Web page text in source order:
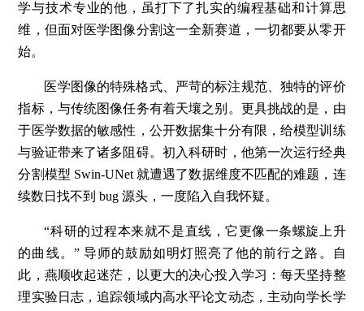
学与技术专业的他，虽打下了扎实的编程基础和计算思
维，但面对医学图像分割这一全新赛道，一切都要从零开
始。
医学图像的特殊格式、严苛的标注规范、独特的评价
指标，与传统图像任务有着天壤之别。更具挑战的是，由
于医学数据的敏感性，公开数据集十分有限，给模型训练
与验证带来了诸多阻碍。初入科研时，他第一次运行经典
分割模型 Swin-UNet 就遭遇了数据维度不匹配的难题，连
续数日找不到 bug 源头，一度陷入自我怀疑。
“科研的过程本来就不是直线，它更像一条螺旋上升
的曲线。” 导师的鼓励如明灯照亮了他的前行之路。自
此，燕顺收起迷茫，以更大的决心投入学习：每天坚持整
理实验日志，追踪领域内高水平论文动态，主动向学长学